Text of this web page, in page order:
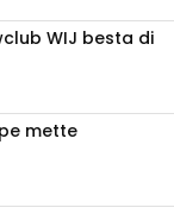
WIJ besta di
mette